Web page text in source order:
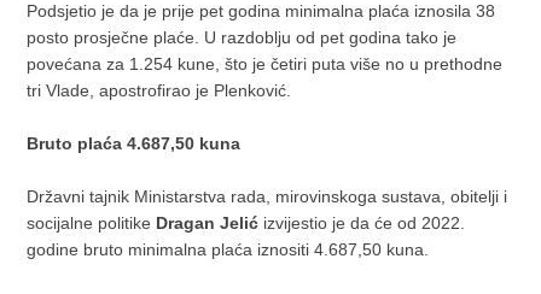
Podsjetio je da je prije pet godina minimalna plaća iznosila 38
posto prosječne plaće. U razdoblju od pet godina tako je
povećana za 1.254 kune, što je četiri puta više no u prethodne
tri Vlade, apostrofirao je Plenković.
Bruto plaća 4.687,50 kuna
Državni tajnik Ministarstva rada, mirovinskoga sustava, obitelji i
socijalne politike Dragan Jelić izvijestio je da će od 2022.
godine bruto minimalna plaća iznositi 4.687,50 kuna.